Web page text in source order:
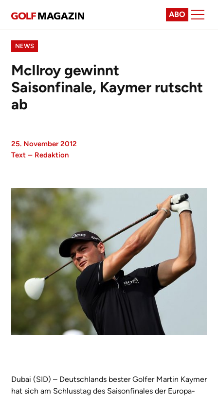
ABO
NEWS
McIlroy gewinnt
Saisonfinale, Kaymer rutscht
ab
25. November 2012
Text – Redaktion
Dubai (SID) – Deutschlands bester Golfer Martin Kaymer
hat sich am Schlusstag des Saisonfinales der Europa-